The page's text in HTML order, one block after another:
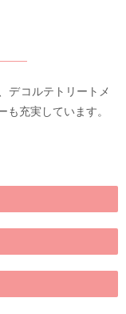
デコルテトリートメ
充実しています。